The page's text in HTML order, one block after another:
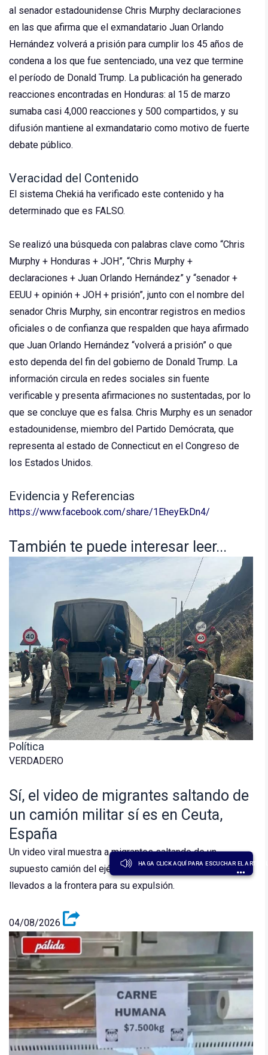
HAGA CLICK AQUÍ PARA ESCUCHAR EL
al senador estadounidense Chris Murphy declaraciones
en las que afirma que el exmandatario Juan Orlando
Hernández volverá a prisión para cumplir los 45 años de
condena a los que fue sentenciado, una vez que termine
el período de Donald Trump. La publicación ha generado
reacciones encontradas en Honduras: al 15 de marzo
sumaba casi 4,000 reacciones y 500 compartidos, y su
difusión mantiene al exmandatario como motivo de fuerte
debate público.
Veracidad del Contenido
El sistema Chekiá ha verificado este contenido y ha
determinado que es FALSO.
Se realizó una búsqueda con palabras clave como “Chris
Murphy + Honduras + JOH”, “Chris Murphy +
declaraciones + Juan Orlando Hernández” y “senador +
EEUU + opinión + JOH + prisión”, junto con el nombre del
senador Chris Murphy, sin encontrar registros en medios
oficiales o de confianza que respalden que haya afirmado
que Juan Orlando Hernández “volverá a prisión” o que
esto dependa del fin del gobierno de Donald Trump. La
información circula en redes sociales sin fuente
verificable y presenta afirmaciones no sustentadas, por lo
que se concluye que es falsa. Chris Murphy es un senador
estadounidense, miembro del Partido Demócrata, que
representa al estado de Connecticut en el Congreso de
los Estados Unidos.
Evidencia y Referencias
https://www.facebook.com/share/1EheyEkDn4/
También te puede interesar leer...
Política
VERDADERO
Sí, el video de migrantes saltando de
un camión militar sí es en Ceuta,
España
Un video viral muestra a migrantes saltando de un
supuesto camión del ejército español en Ceuta al ser
llevados a la frontera para su expulsión.
04/08/2026